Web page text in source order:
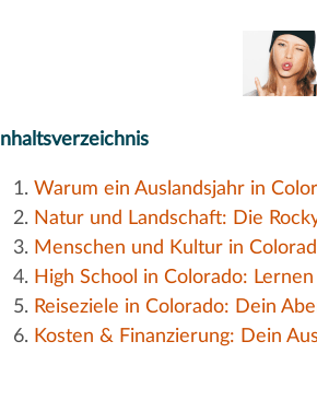
Inhaltsverzeichnis
Warum ein Auslandsjahr in
Natur und Landschaft: Die
Menschen und Kultur in
High School in Colorado:
Reiseziele in Colorado: Dein
Kosten & Finanzierung: Dein